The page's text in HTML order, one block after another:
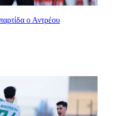
ο Αντρέου